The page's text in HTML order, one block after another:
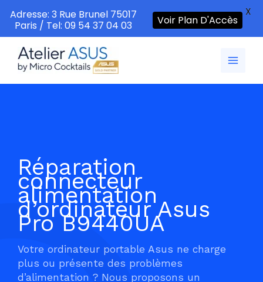
contenu
Réparation
connecteur
alimentation
d’ordinateur Asus
Pro B9440UA
Votre ordinateur portable Asus ne charge
plus ou présente des problèmes
d’alimentation ? Nous proposons un
Adresse: 3 Rue Brunel 75017
Paris / Tel: 09 54 37 04 03
Voir Plan D'Accès
X